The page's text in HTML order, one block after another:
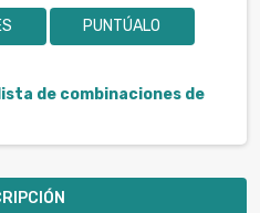
PUNTÚALO
de combinaciones de